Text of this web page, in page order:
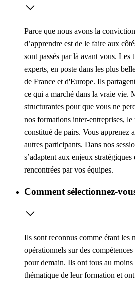
Parce que nous avons la
d’apprendre est de le faire aux
sont passés par là avant vous. Les
experts, en poste dans les plus
de France et d'Europe. Ils
ce qui a marché dans la vraie vie.
structurantes pour que vous ne
nos formations inter-entreprises, le
constitué de pairs. Vous apprenez
autres participants. Dans nos
s’adaptent aux enjeux
rencontrées par vos équipes.
Comment sélectionnez-
Ils sont reconnus comme étant les
opérationnels sur des
pour demain. Ils ont tous au moins
thématique de leur formation et